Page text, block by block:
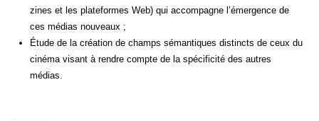
zines et les pla­te­formes Web) qui accom­pagne l’émergence de
ces médias nouveaux ;
Étude de la créa­tion de champs séman­tiques dis­tincts de ceux du
ciné­ma visant à rendre compte de la spé­ci­fi­ci­té des autres
médias.